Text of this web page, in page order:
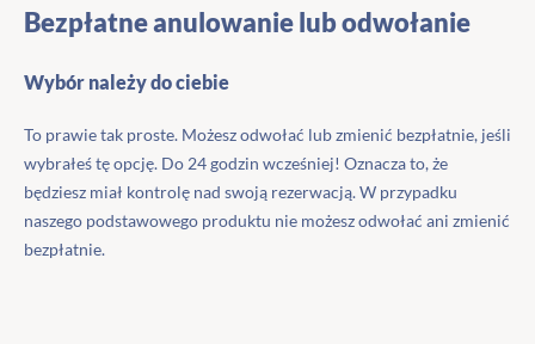
Bezpłatne anulowanie lub odwołanie
Wybór należy do ciebie
To prawie tak proste. Możesz odwołać lub zmienić bezpłatnie, jeśli
wybrałeś tę opcję. Do 24 godzin wcześniej! Oznacza to, że
będziesz miał kontrolę nad swoją rezerwacją. W przypadku
naszego podstawowego produktu nie możesz odwołać ani zmienić
bezpłatnie.